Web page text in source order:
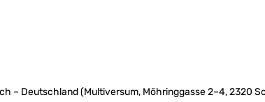
– Deutschland (Multiversum, Möhringgasse 2–4, 2320